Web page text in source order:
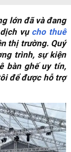
lớn đã và đang
vụ cho thuê
thị trường. Quý
trình, sự kiện
bàn ghế uy tín,
để được hỗ trợ